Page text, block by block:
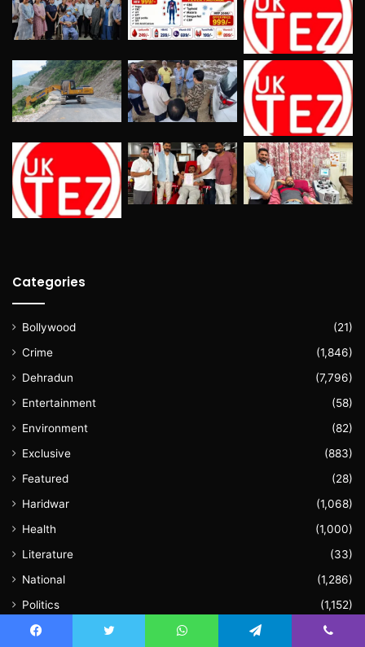
Categories
Bollywood
(21)
Crime
(1,846)
Dehradun
(7,796)
Entertainment
(58)
Environment
(82)
Exclusive
(883)
Featured
(28)
Haridwar
(1,068)
Health
(1,000)
Literature
(33)
National
(1,286)
Politics
(1,152)
Sports
(136)